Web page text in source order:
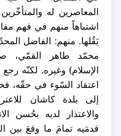
المعاصرين له
اشتباهاً منهم في فهم
يَقُلها. منهم: الفاضل
محمّد طاهر القمّي،
الإسلام) وغيره. لكنّه
اعتقاد السّوء في حقّه،
إلى بلدة كاشان
والاعتذار لديه بحُسن
قدمَيه تمامَ ما وقعَ بين